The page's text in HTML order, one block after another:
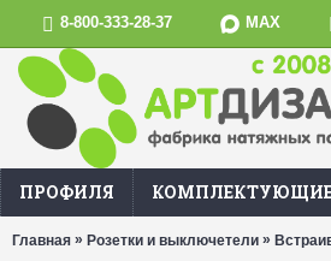
8-800-333-28-37 MAX
ПРОФИЛЯ
Главная » Розетки и выключетели »